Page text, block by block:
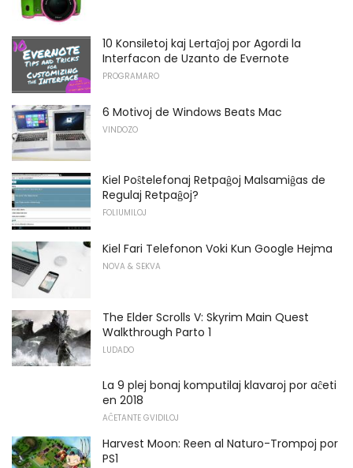
10 Konsiletoj kaj Lertaĵoj por Agordi la
Interfacon de Uzanto de Evernote
PROGRAMARO
6 Motivoj de Windows Beats Mac
VINDOZO
Kiel Poŝtelefonaj Retpaĝoj Malsamiĝas de
Regulaj Retpaĝoj?
FOLIUMILOJ
Kiel Fari Telefonon Voki Kun Google Hejma
NOVA & SEKVA
The Elder Scrolls V: Skyrim Main Quest
Walkthrough Parto 1
LUDADO
La 9 plej bonaj komputilaj klavaroj por aĉeti
en 2018
AĈETANTE GVIDILOJ
Harvest Moon: Reen al Naturo-Trompoj por
PS1